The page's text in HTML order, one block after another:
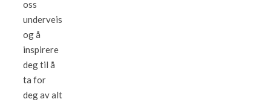
oss
underveis
og å
inspirere
deg til å
ta for
deg av alt